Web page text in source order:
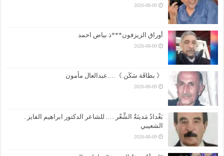
2026-08-09
أوراق الزيزفون***ذ بياض احمد
2026-08-09
《 بطاقَة سَكَن 》….عبدالعال مأمون
2026-08-09
بَغْدادُ مَدينَةُ الشِّعْر …. للشاعر الدكتور ابراهيم الفايز .
الشعيبي
2026-08-09